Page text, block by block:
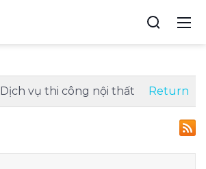
Dịch vụ thi công nội thất Return